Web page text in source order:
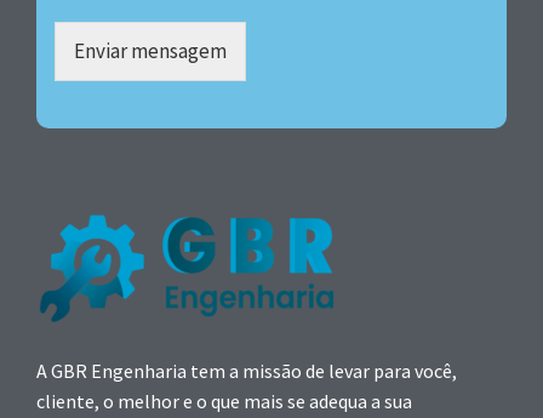
Enviar mensagem
A GBR Engenharia tem a missão de levar para você,
cliente, o melhor e o que mais se adequa a sua